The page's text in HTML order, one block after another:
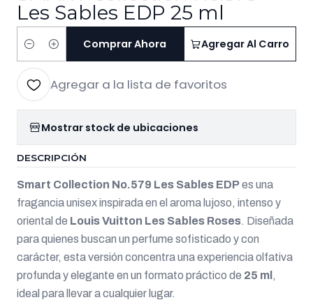
Les Sables EDP 25 ml
Cantidad
Agregar Al Carro
Comprar Ahora
Agregar a la lista de favoritos
Mostrar stock de ubicaciones
DESCRIPCIÓN
Smart Collection No.579 Les Sables EDPes una
fragancia unisex inspirada en el aroma lujoso, intenso y
oriental de Louis Vuitton Les Sables Roses. Diseñada
para quienes buscan un perfume sofisticado y con
carácter, esta versión concentra una experiencia olfativa
profunda y elegante en un formato práctico de 25 ml ,
ideal para llevar a cualquier lugar.